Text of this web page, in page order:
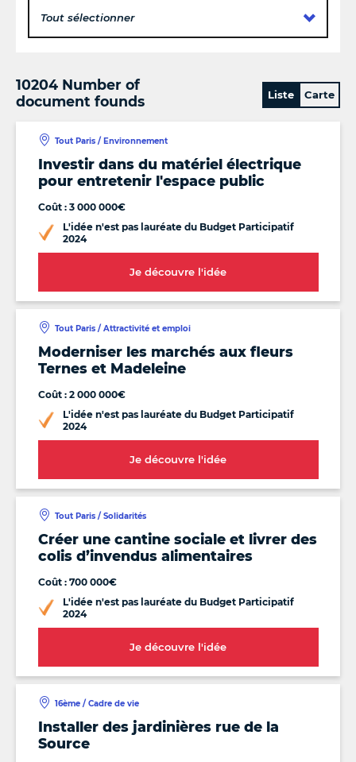
Tout sélectionner
10204 Number of
document founds
Liste Carte
Investir dans du matériel électrique
pour entretenir l'espace public
Tout Paris / Environnement
Coût : 3 000 000€
L'idée n'est pas lauréate du Budget Participatif
2024
Je découvre l'idée
Moderniser les marchés aux fleurs
Ternes et Madeleine
Tout Paris / Attractivité et emploi
Coût : 2 000 000€
L'idée n'est pas lauréate du Budget Participatif
2024
Je découvre l'idée
Créer une cantine sociale et livrer des
colis d’invendus alimentaires
Tout Paris / Solidarités
Coût : 700 000€
L'idée n'est pas lauréate du Budget Participatif
2024
Je découvre l'idée
Installer des jardinières rue de la
Source
16ème / Cadre de vie